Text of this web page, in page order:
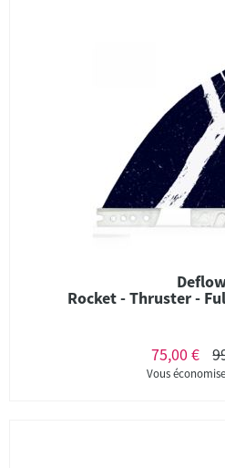
Rocket - Thruster -
75,00 €
Vous